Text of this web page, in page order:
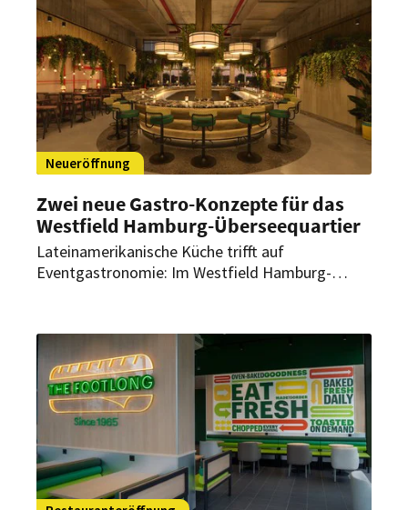
Neueröffnung
Zwei neue Gastro-Konzepte für das
Westfield Hamburg-Überseequartier
Lateinamerikanische Küche trifft auf
Eventgastronomie: Im Westfield Hamburg-
Umsetzung stehen nun fest.